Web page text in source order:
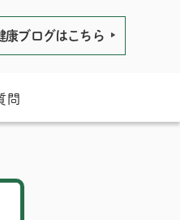
康ブログはこちら
問